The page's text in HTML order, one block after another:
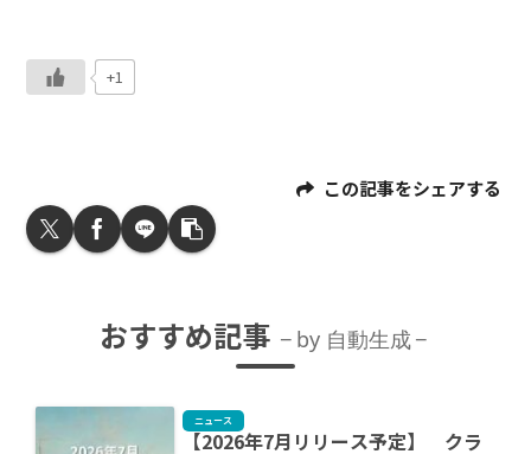
+1
この記事をシェアする
おすすめ記事 by 自動生成
ニュース
【2026年7月リリース予定】 クラ